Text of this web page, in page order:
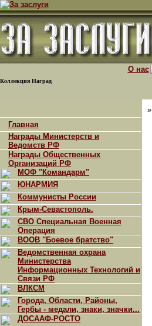
Коллекция Наград
О нас
Главная
Награды Министерств и
Ведомств РФ
Награды Общественных
Организаций РФ
МОФ "Командарм"
ЮНАРМИЯ
Коммунисты России
Крым-Севастополь.
СВО Специальная Военная
Операция
ВООВ "Боевое братство"
Ведомственная охрана
Министерства
Информационных Технологий и
Связи РФ
ВЛКСМ
Города, Области, Районы,
Гербы - медали, знаки, значки...
ДОСААФ-РОСТО
»